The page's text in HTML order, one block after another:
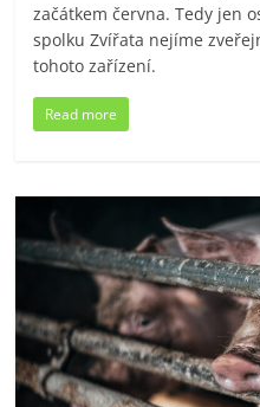
začátkem června. Tedy jen
spolku Zvířata nejíme
tohoto zařízení.
Read more